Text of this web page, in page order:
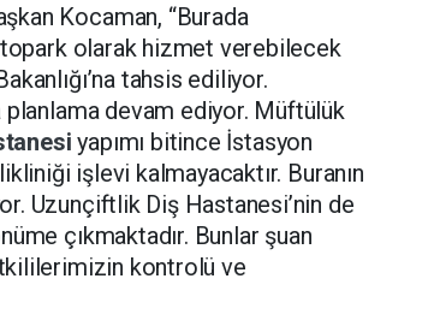
Kocaman, “Burada
olarak hizmet verebilecek
tahsis ediliyor.
devam ediyor. Müftülük
yapımı bitince İstasyon
işlevi kalmayacaktır. Buranın
Uzunçiftlik Diş Hastanesi’nin de
çıkmaktadır. Bunlar şuan
kontrolü ve